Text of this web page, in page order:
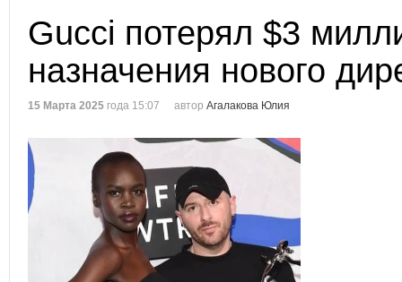
Gucci потерял $3
назначения нового
15 Марта 2025 года 15:07 автор Агалакова Юлия